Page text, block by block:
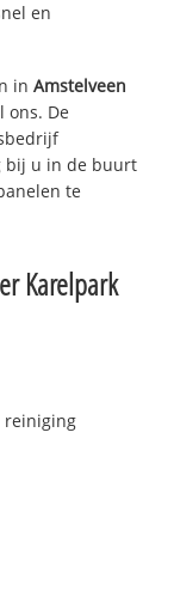
en
inAmstelveen
ons. De
bij u in de buurt
te
Karelpark
reiniging